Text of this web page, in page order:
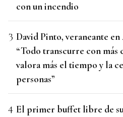
con un incendio
David Pinto, veraneante
“Todo transcurre con más
valora más el tiempo y la
personas”
El primer buffet libre de